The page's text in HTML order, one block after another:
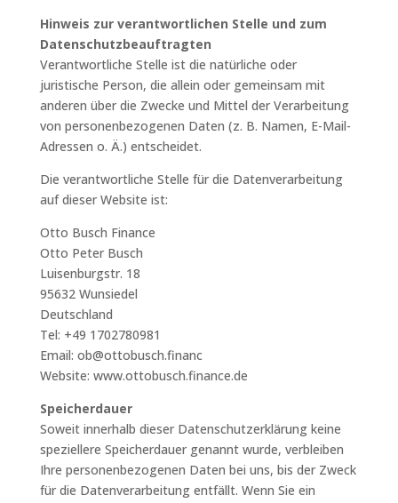
Hinweis zur verantwortlichen Stelle und zum
Datenschutzbeauftragten
Verantwortliche Stelle ist die natürliche oder
juristische Person, die allein oder gemeinsam mit
anderen über die Zwecke und Mittel der Verarbeitung
von personenbezogenen Daten (z. B. Namen, E-Mail-
Adressen o. Ä.) entscheidet.
Die verantwortliche Stelle für die Datenverarbeitung
auf dieser Website ist:
Otto Busch Finance
Otto Peter Busch
Luisenburgstr. 18
95632 Wunsiedel
Deutschland
Tel: +49 1702780981
Email: ob@ottobusch.financ
Website: www.ottobusch.finance.de
Speicherdauer
Soweit innerhalb dieser Datenschutzerklärung keine
speziellere Speicherdauer genannt wurde, verbleiben
Ihre personenbezogenen Daten bei uns, bis der Zweck
für die Datenverarbeitung entfällt. Wenn Sie ein